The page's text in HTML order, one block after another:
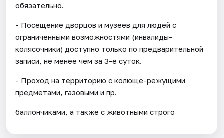
обязательно.
- Посещение дворцов и музеев для людей с
ограниченными возможностями (инвалиды-
колясочники) доступно только по предварительной
записи, не менее чем за 3-е суток.
- Проход на территорию с колюще-режущими
предметами, газовыми и пр.
баллончиками, а также с животными строго